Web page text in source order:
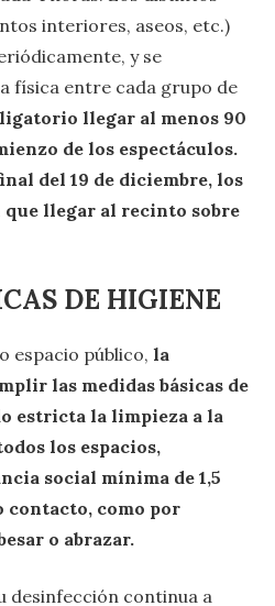
interiores, aseos, etc.)
y se
física entre cada grupo de
llegar al menos 90
de los espectáculos.
del 19 de diciembre, los
que llegar al recinto sobre
DE HIGIENE
espacio público, la
las medidas básicas de
estricta la limpieza a la
los espacios,
social mínima de 1,5
contacto, como por
o abrazar.
desinfección continua a